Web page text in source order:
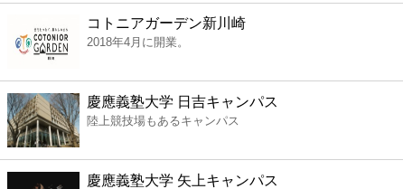
エンタメ
レジャー
コトニアガーデン新川崎
2018年4月に開業。
慶應義塾大学 日吉キャンパス
陸上競技場もあるキャンパス
慶應義塾大学 矢上キャンパス